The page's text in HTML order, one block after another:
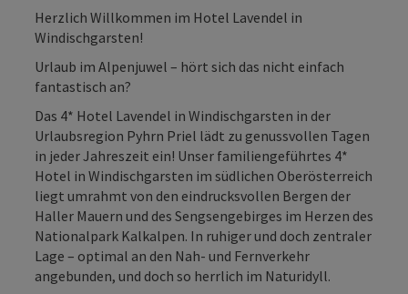
Herzlich Willkommen im Hotel Lavendel in
Windischgarsten!
Urlaub im Alpenjuwel – hört sich das nicht einfach
fantastisch an?
Das 4* Hotel Lavendel in Windischgarsten in der
Urlaubsregion Pyhrn Priel lädt zu genussvollen Tagen
in jeder Jahreszeit ein! Unser familiengeführtes 4*
Hotel in Windischgarsten im südlichen Oberösterreich
liegt umrahmt von den eindrucksvollen Bergen der
Haller Mauern und des Sengsengebirges im Herzen des
Nationalpark Kalkalpen. In ruhiger und doch zentraler
Lage – optimal an den Nah- und Fernverkehr
angebunden, und doch so herrlich im Naturidyll.